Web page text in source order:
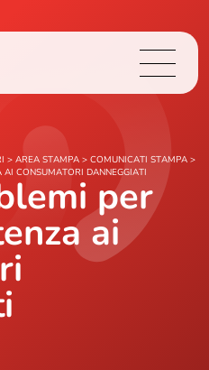
> AREA STAMPA > COMUNICATI STAMPA >
AI CONSUMATORI DANNEGGIATI
per
ai